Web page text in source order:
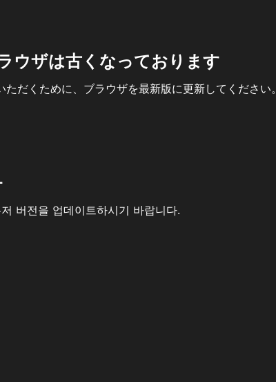
ウザは古くなっております
だくために、ブラウザを最新版に更新してください。
버전을 업데이트하시기 바랍니다.